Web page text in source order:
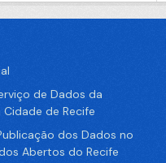
de Dados da
de Recife
dos Dados no
Abertos do Recife